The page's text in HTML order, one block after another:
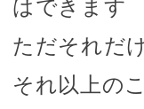
はできます
ただそれだ
それ以上の